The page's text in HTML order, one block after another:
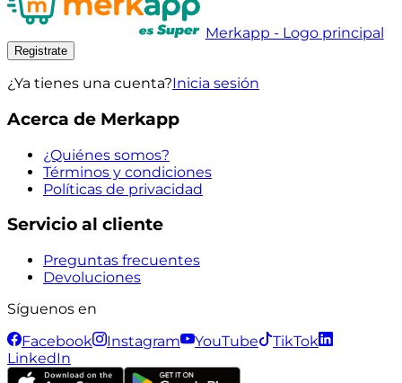
Merkapp - Logo principal
Registrate
¿Ya tienes una cuenta?Inicia sesión
Acerca de Merkapp
¿Quiénes somos?
Términos y condiciones
Políticas de privacidad
Servicio al cliente
Preguntas frecuentes
Devoluciones
Síguenos en
Facebook
Instagram YouTube
TikTok
LinkedIn